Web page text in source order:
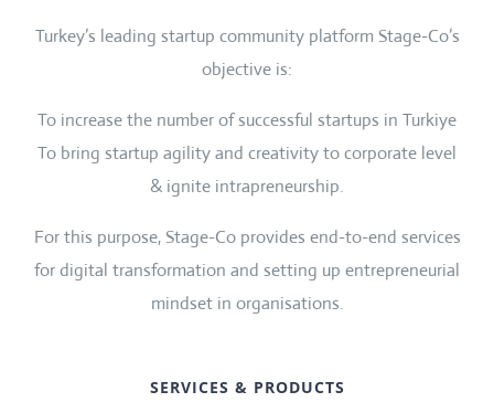
Turkey’s leading startup community platform Stage-Co’s
objective is:
To increase the number of successful startups in Turkiye
To bring startup agility and creativity to corporate level
& ignite intrapreneurship.
For this purpose, Stage-Co provides end-to-end services
for digital transformation and setting up entrepreneurial
mindset in organisations.
SERVICES & PRODUCTS